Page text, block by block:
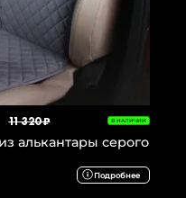
11 320 ₽ В НАЛИЧИИ
алькантары серого
Подробнее